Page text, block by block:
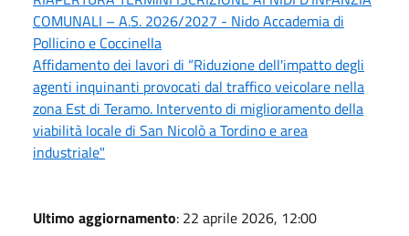
COMUNALI – A.S. 2026/2027 - Nido Accademia di
Pollicino e Coccinella
Affidamento dei lavori di “Riduzione dell'impatto degli
agenti inquinanti provocati dal traffico veicolare nella
zona Est di Teramo. Intervento di miglioramento della
viabilità locale di San Nicolò a Tordino e area
industriale"
Ultimo aggiornamento: 22 aprile 2026, 12:00